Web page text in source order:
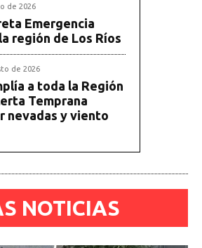
de 2026
Emergencia
región de Los Ríos
de 2026
a toda la Región
Temprana
nevadas y viento
NOTICIAS